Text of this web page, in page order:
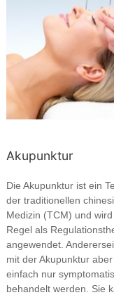
Akupunktur
Die Akupunktur ist ein
der traditionellen
Medizin (TCM) und
Regel als
angewendet.
mit der Akupunktur
einfach nur
behandelt werden. Sie